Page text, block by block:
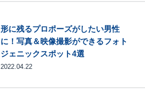
形に残るプロポーズがしたい男性
に！写真＆映像撮影ができるフォト
ジェニックスポット4選
2022.04.22